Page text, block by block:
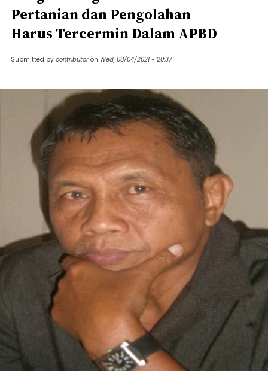
Pertanian dan Pengolahan
Harus Tercermin Dalam APBD
Submitted by contributor on Wed, 08/04/2021 - 20:37